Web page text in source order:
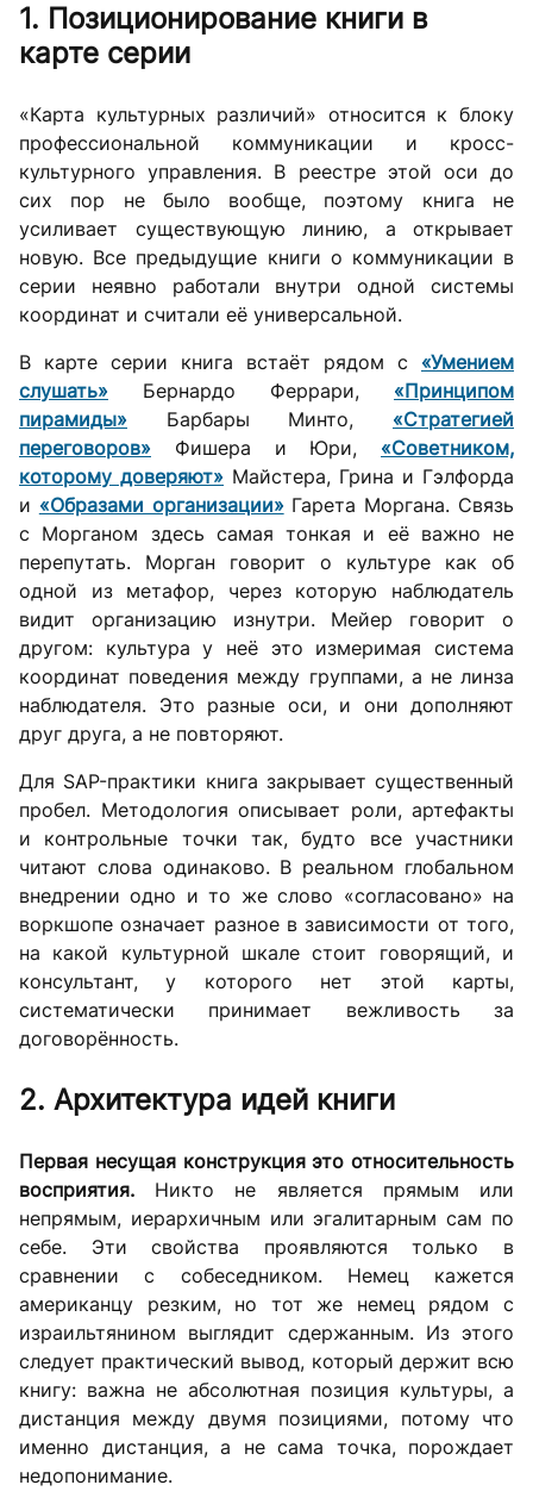
1. Позиционирование книги в
карте серии
«Карта культурных различий» относится к блоку
профессиональной коммуникации и кросс-
культурного управления. В реестре этой оси до
сих пор не было вообще, поэтому книга не
усиливает существующую линию, а открывает
новую. Все предыдущие книги о коммуникации в
серии неявно работали внутри одной системы
координат и считали её универсальной.
В карте серии книга встаёт рядом с «Умением
слушать» Бернардо Феррари, «Принципом
пирамиды» Барбары Минто, «Стратегией
переговоров» Фишера и Юри, «Советником,
которому доверяют» Майстера, Грина и Гэлфорда
и «Образами организации» Гарета Моргана. Связь
с Морганом здесь самая тонкая и её важно не
перепутать. Морган говорит о культуре как об
одной из метафор, через которую наблюдатель
видит организацию изнутри. Мейер говорит о
другом: культура у неё это измеримая система
координат поведения между группами, а не линза
наблюдателя. Это разные оси, и они дополняют
друг друга, а не повторяют.
Для SAP-практики книга закрывает существенный
пробел. Методология описывает роли, артефакты
и контрольные точки так, будто все участники
читают слова одинаково. В реальном глобальном
внедрении одно и то же слово «согласовано» на
воркшопе означает разное в зависимости от того,
на какой культурной шкале стоит говорящий, и
консультант, у которого нет этой карты,
систематически принимает вежливость за
договорённость.
2. Архитектура идей книги
Первая несущая конструкция это относительность
восприятия. Никто не является прямым или
непрямым, иерархичным или эгалитарным сам по
себе. Эти свойства проявляются только в
сравнении с собеседником. Немец кажется
американцу резким, но тот же немец рядом с
израильтянином выглядит сдержанным. Из этого
следует практический вывод, который держит всю
книгу: важна не абсолютная позиция культуры, а
дистанция между двумя позициями, потому что
именно дистанция, а не сама точка, порождает
недопонимание.